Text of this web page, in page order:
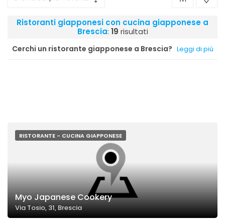
Ristoranti giapponesi con cucina giapponese a
Brescia: 19 risultati
Cerchi un ristorante giapponese a Brescia? Leggi di più
RISTORANTE - CUCINA GIAPPONESE
Myo Japanese Cookery
Via Tosio, 31, Brescia